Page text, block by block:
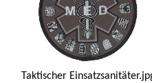
Taktischer